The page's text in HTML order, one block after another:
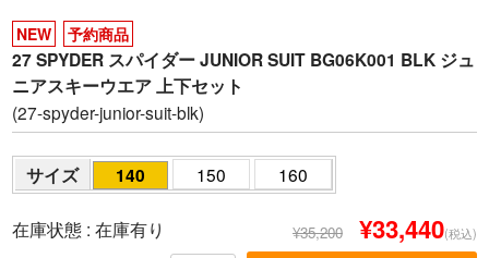
NEW 予約商品
27 SPYDER スパイダー JUNIOR SUIT BG06K001 BLK ジュ
ニアスキーウエア 上下セット
(27-spyder-junior-suit-blk)
サイズ 140 150 160
在庫状態 :在庫有り ¥35,200 ¥33,440(税込)